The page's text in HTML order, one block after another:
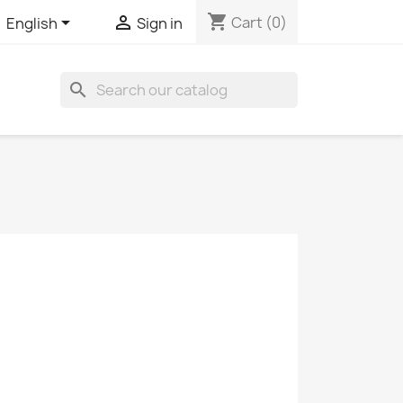
English  Sign in shopping_cart Cart (0)
search